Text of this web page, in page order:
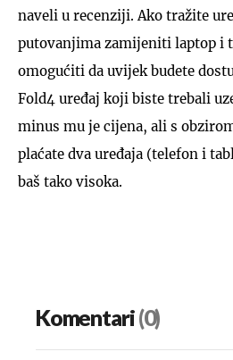
naveli u recenziji. Ako tražite
putovanjima zamijeniti laptop i
omogućiti da uvijek budete
Fold4 uređaj koji biste trebali
minus mu je cijena, ali s
plaćate dva uređaja (telefon i
baš tako visoka.
Komentari(0)